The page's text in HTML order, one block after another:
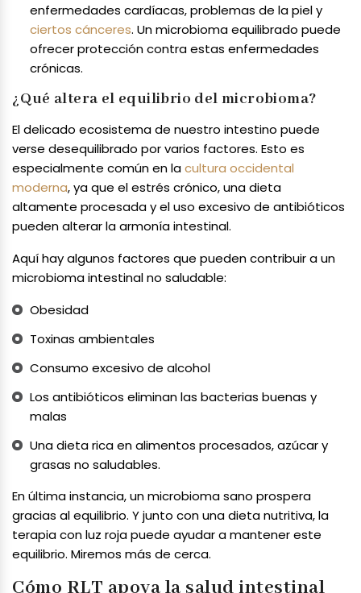
enfermedades cardíacas, problemas de la piel y
ciertos cánceres. Un microbioma equilibrado puede
ofrecer protección contra estas enfermedades
crónicas.
¿Qué altera el equilibrio del microbioma?
El delicado ecosistema de nuestro intestino puede
verse desequilibrado por varios factores. Esto es
especialmente común en lacultura occidental
moderna, ya que el estrés crónico, una dieta
altamente procesada y el uso excesivo de antibióticos
pueden alterar la armonía intestinal.
Aquí hay algunos factores que pueden contribuir a un
microbioma intestinal no saludable:
Obesidad
Toxinas ambientales
Consumo excesivo de alcohol
Los antibióticos eliminan las bacterias buenas y
malas
Una dieta rica en alimentos procesados, azúcar y
grasas no saludables.
En última instancia, un microbioma sano prospera
gracias al equilibrio. Y junto con una dieta nutritiva, la
terapia con luz roja puede ayudar a mantener este
equilibrio. Miremos más de cerca.
Cómo RLT apoya la salud intestinal